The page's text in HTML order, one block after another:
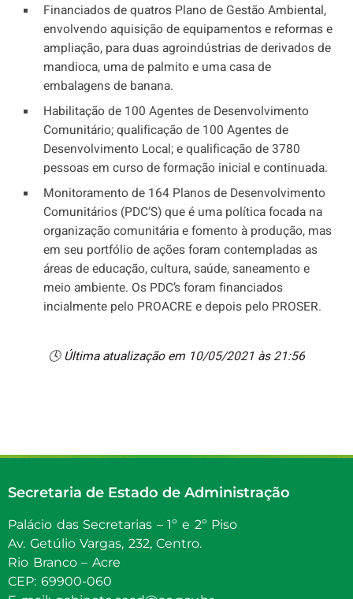
Financiados de quatros Plano de Gestão Ambiental,
envolvendo aquisição de equipamentos e reformas e
ampliação, para duas agroindústrias de derivados de
mandioca, uma de palmito e uma casa de
embalagens de banana.
Habilitação de 100 Agentes de Desenvolvimento
Comunitário; qualificação de 100 Agentes de
Desenvolvimento Local; e qualificação de 3780
pessoas em curso de formação inicial e continuada.
Monitoramento de 164 Planos de Desenvolvimento
Comunitários (PDC’S) que é uma política focada na
organização comunitária e fomento à produção, mas
em seu portfólio de ações foram contempladas as
áreas de educação, cultura, saúde, saneamento e
meio ambiente. Os PDC’s foram financiados
incialmente pelo PROACRE e depois pelo PROSER.
🕓 Última atualização em 10/05/2021 às 21:56
Secretaria de Estado de Administração
Palácio das Secretarias – 1º e 2º Piso
Av. Getúlio Vargas, 232, Centro.
Rio Branco – Acre
CEP: 69900-060